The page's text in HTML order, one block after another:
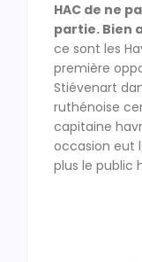
HAC de ne
partie. Bien
ce sont les
première
Stiévenart
ruthénoise
capitaine
occasion eut
plus le public